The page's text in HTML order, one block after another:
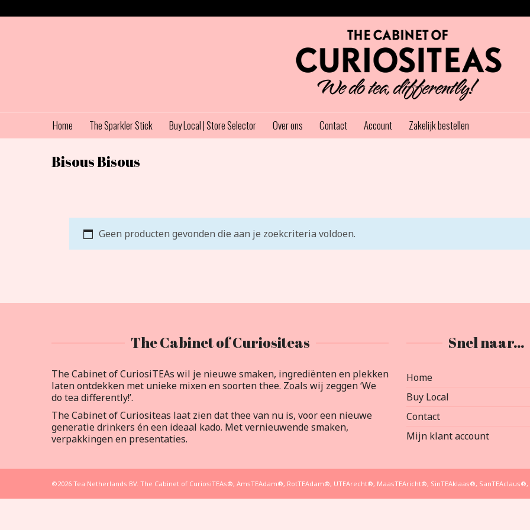
Home The Sparkler Stick Buy Local | Store Selector Over ons Contact Account Zakelijk bestellen
Bisous Bisous
Geen producten gevonden die aan je zoekcriteria voldoen.
The Cabinet of Curiositeas
The Cabinet of CuriosiTEAs wil je nieuwe smaken, ingrediënten en plekken
laten ontdekken met unieke mixen en soorten thee. Zoals wij zeggen ‘We
do tea differently!’.
The Cabinet of Curiositeas laat zien dat thee van nu is, voor een nieuwe
generatie drinkers én een ideaal kado. Met vernieuwende smaken,
verpakkingen en presentaties.
Snel naar…
Home
Buy Local
Contact
Mijn klant account
©2026 Tea Netherlands BV. The Cabinet of CuriosiTEAs®, AmsTEAdam®, RotTEAdam®, UTEArecht®, MaasTEAricht®, SinTEAklaas®,